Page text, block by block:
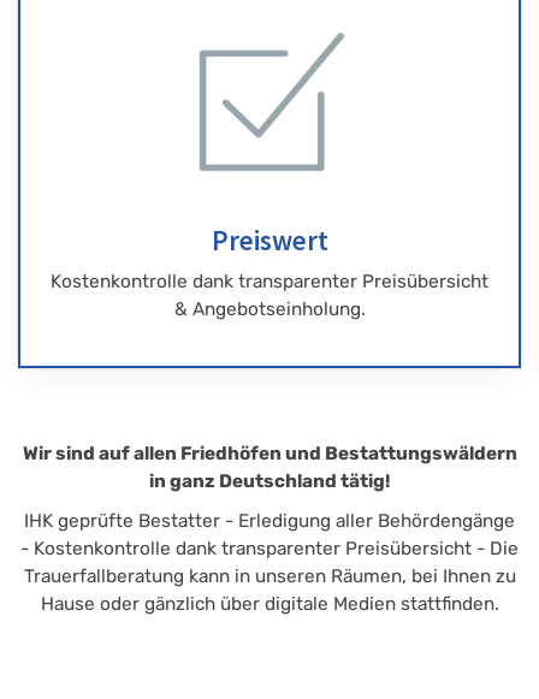
Preiswert
Kostenkontrolle dank transparenter Preisübersicht
& Angebotseinholung.
Wir sind auf allen Friedhöfen und Bestattungswäldern
in ganz Deutschland tätig!
IHK geprüfte Bestatter - Erledigung aller Behördengänge
- Kostenkontrolle dank transparenter Preisübersicht - Die
Trauerfallberatung kann in unseren Räumen, bei Ihnen zu
Hause oder gänzlich über digitale Medien stattfinden.